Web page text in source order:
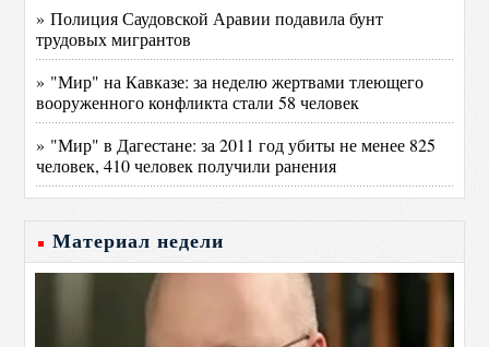
» Полиция Саудовской Аравии подавила бунт
трудовых мигрантов
» "Мир" на Кавказе: за неделю жертвами тлеющего
вооруженного конфликта стали 58 человек
» "Мир" в Дагестане: за 2011 год убиты не менее 825
человек, 410 человек получили ранения
Материал недели